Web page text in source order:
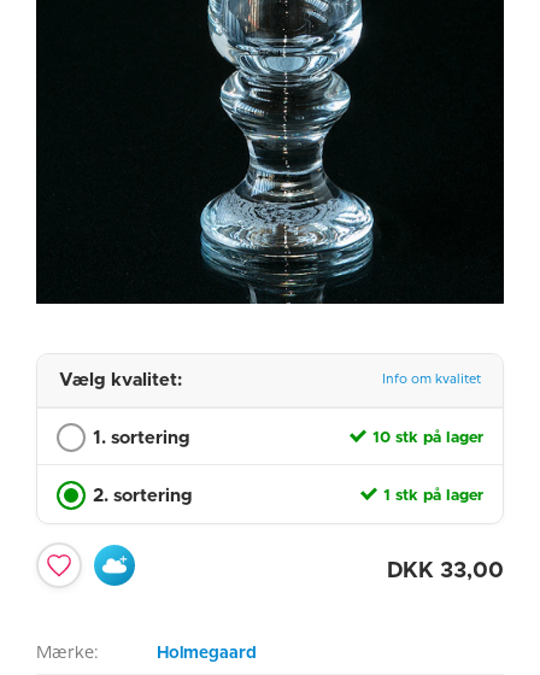
Vælg kvalitet: Info om kvalitet
1. sortering 10 stk på lager
2. sortering 1 stk på lager
DKK 33,00
Mærke: Holmegaard